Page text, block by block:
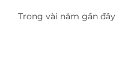
Trong vài năm gần